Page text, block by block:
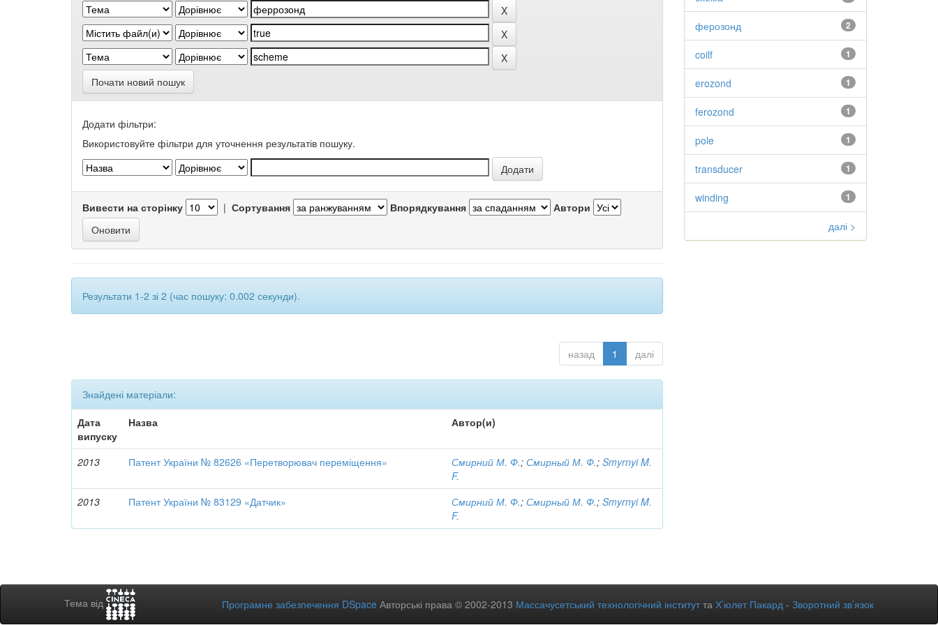
Почати новий пошук
Додати фільтри:
Використовуйте фільтри для уточнення результатів пошуку.
Вивести на сторінку | Сортування Впорядкування Автори
Результати 1-2 зі 2 (час пошуку: 0.002 секунди).
назад 1 далі
Знайдені матеріали:
Дата
випуску
Назва Автор(и)
2013 Патент України № 82626 «Перетворювач переміщення» Смирний М. Ф.;Смирный М. Ф.;Smyrnyi M.
F.
2013
Патент України № 83129 «Датчик» Смирний М. Ф.;Смирный М. Ф.;Smyrnyi M.
F.
2
ферозонд
1
coilf
1
erozond
1
ferozond
1
pole
1
transducer
1
winding
далі >
Тема від Програмне забезпечення DSpace Авторські права © 2002-2013 Массачусетський технологічний інститутта Х’юлет Пакард - Зворотний зв’язок